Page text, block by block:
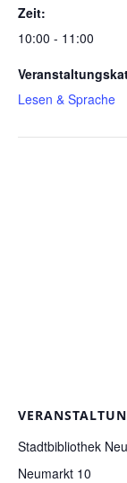
Zeit:
10:00 - 11:00
Lesen & Sprache
Stadtbibliothek
Neumarkt 10